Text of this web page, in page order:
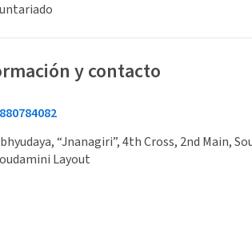
y contacto
“Jnanagiri”, 4th Cross, 2nd Main,
Layout